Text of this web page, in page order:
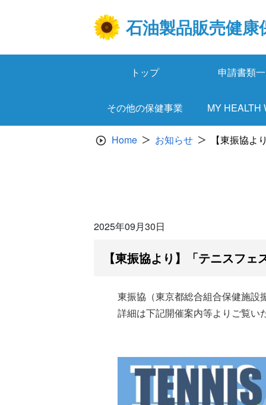
石油製品販売健康
トップ 申請書類
その他の保健事業 MY HEALTH
Home お知らせ 【東振協
2025年09月30日
【東振協より】「テニスフ
東振協（東京都総合組合保健施設
詳細は下記開催案内等よりご覧い